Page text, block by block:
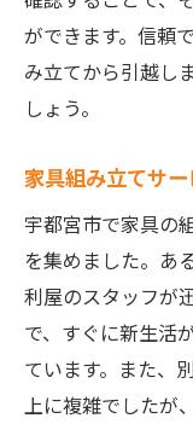
新生活
便利屋
環境に優し
もお手伝い
環境に配
便利屋
リサイ
エコフ
ができます。信頼
み立てから引越し
しょう。
家具組み立てサ
宇都宮市で家具の
を集めました。あ
利屋のスタッフが
で、すぐに新生活
ています。また、
上に複雑でしたが